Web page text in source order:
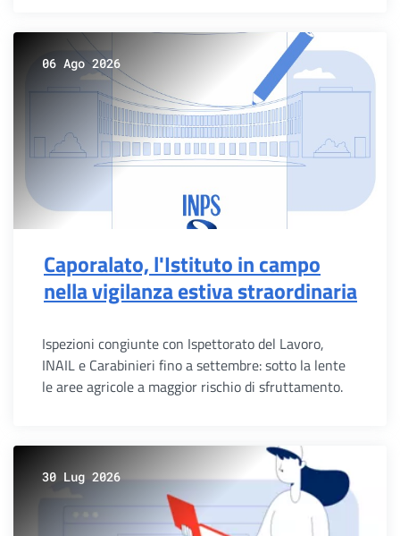
06 Ago 2026
Caporalato, l'Istituto in campo
nella vigilanza estiva straordinaria
Ispezioni congiunte con Ispettorato del Lavoro,
INAIL e Carabinieri fino a settembre: sotto la lente
le aree agricole a maggior rischio di sfruttamento.
30 Lug 2026